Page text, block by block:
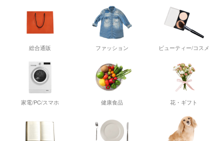
総合通販 ファッション ビューティー/コスメ
家電/PC/スマホ 健康食品 花・ギフト